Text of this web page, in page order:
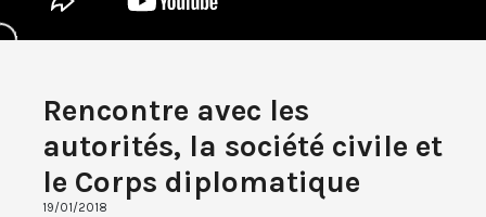
Rencontre avec les
autorités, la société civile et
le Corps diplomatique
19/01/2018